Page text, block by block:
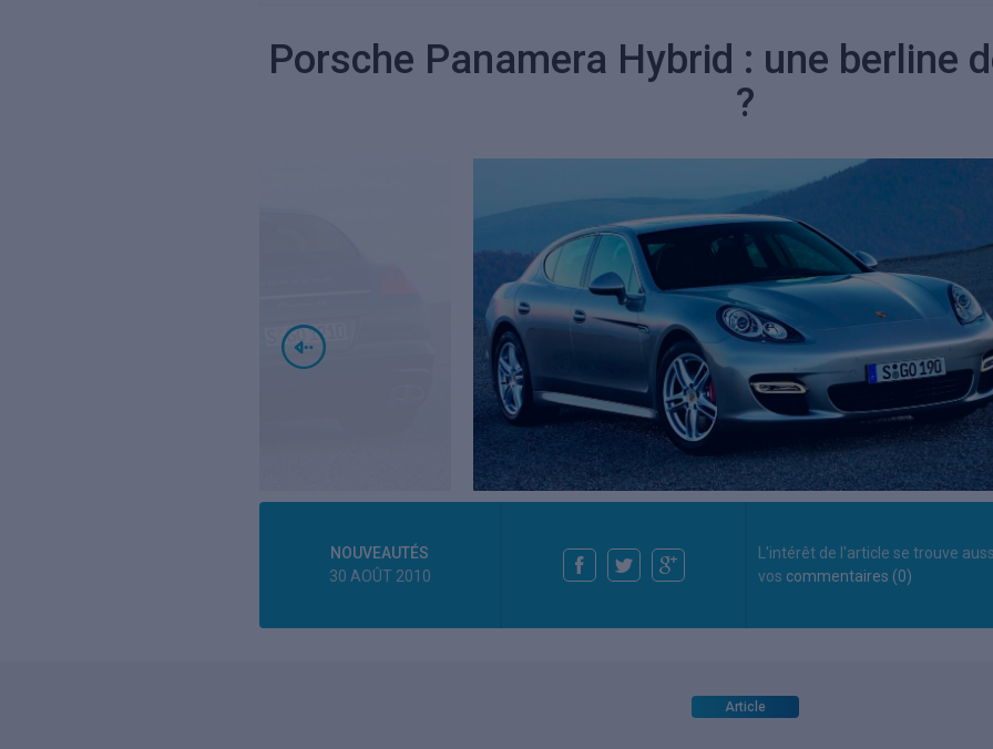
Porsche Panamera Hybrid : une berline
?
NOUVEAUTÉS
30 AOÛT 2010
L'intérêt de l'article se trouve
vos commentaires (0)
Article